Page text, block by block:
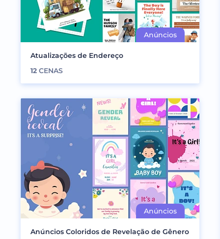
Atualizações de Endereço
12 CENAS
Anúncios Coloridos de Revelação de Gênero